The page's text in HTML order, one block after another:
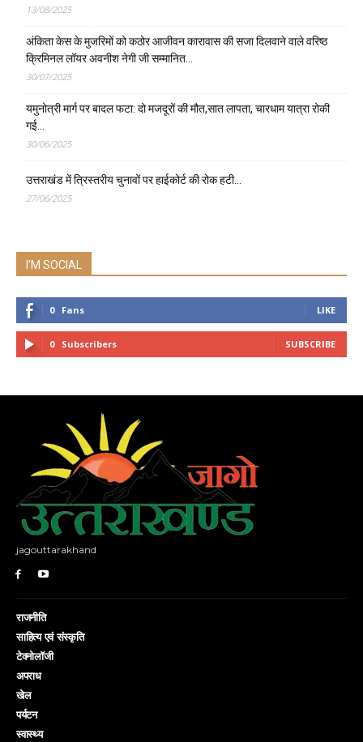
13/08/2025
अंकिता केस के मुजरिमों को कठोर आजीवन कारावास की सजा दिलवाने वाले वरिष्ठ
क्रिमिनल लॉयर अवनीश नेगी जी सम्मानित…
30/07/2025
यमुनोत्री मार्ग पर बादल फटा: दो मजदूरों की मौत,सात लापता, चारधाम यात्रा रोकी
गई…
30/06/2025
उत्तराखंड में त्रिस्तरीय चुनावों पर हाईकोर्ट की रोक हटी…
27/06/2025
I'M SOCIAL
0 Fans LIKE
0 Subscribers SUBSCRIBE
jagouttarakhand
राजनीति
साहित्य एवं संस्कृति
टेक्नोलॉजी
अपराध
खेल
पर्यटन
स्वास्थ्य